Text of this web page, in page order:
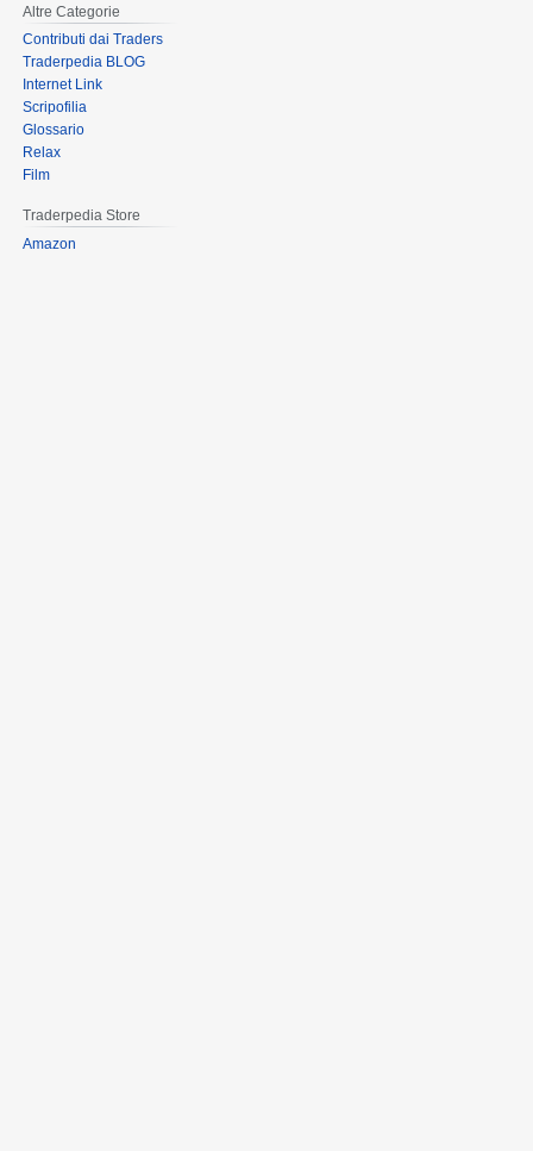
Altre Categorie
Contributi dai Traders
Traderpedia BLOG
Internet Link
Scripofilia
Glossario
Relax
Film
Traderpedia Store
Amazon